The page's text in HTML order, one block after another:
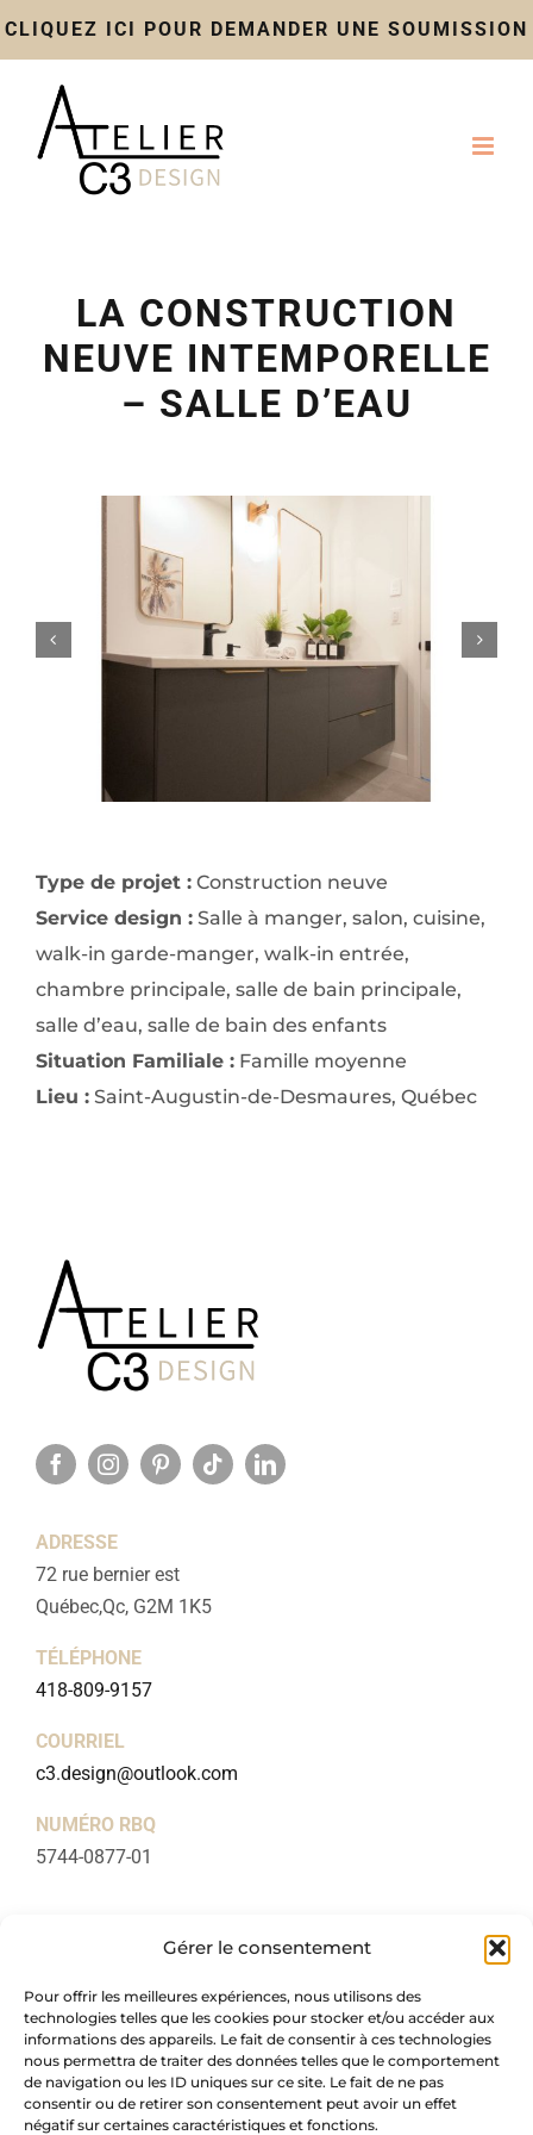
Gérer le consentement
Pour offrir les meilleures expériences, nous utilisons des
technologies telles que les cookies pour stocker et/ou accéder aux
informations des appareils. Le fait de consentir à ces technologies
nous permettra de traiter des données telles que le comportement
de navigation ou les ID uniques sur ce site. Le fait de ne pas
consentir ou de retirer son consentement peut avoir un effet
négatif sur certaines caractéristiques et fonctions.
CLIQUEZ ICI POUR DEMANDER UNE SOUMISSION
Skip
to
LA CONSTRUCTION
NEUVE INTEMPORELLE
– SALLE D’EAU
Type de projet :Construction neuve
Service design :Salle à manger, salon, cuisine,
walk-in garde-manger, walk-in entrée,
chambre principale, salle de bain principale,
salle d’eau, salle de bain des enfants
Situation Familiale :Famille moyenne
Lieu :Saint-Augustin-de-Desmaures, Québec
ADRESSE
72 rue bernier est
Québec,Qc, G2M 1K5
TÉLÉPHONE
418-809-9157
COURRIEL
c3.design@outlook.com
NUMÉRO RBQ
5744-0877-01
À propos
Forfaits
Blogue
Réalisations